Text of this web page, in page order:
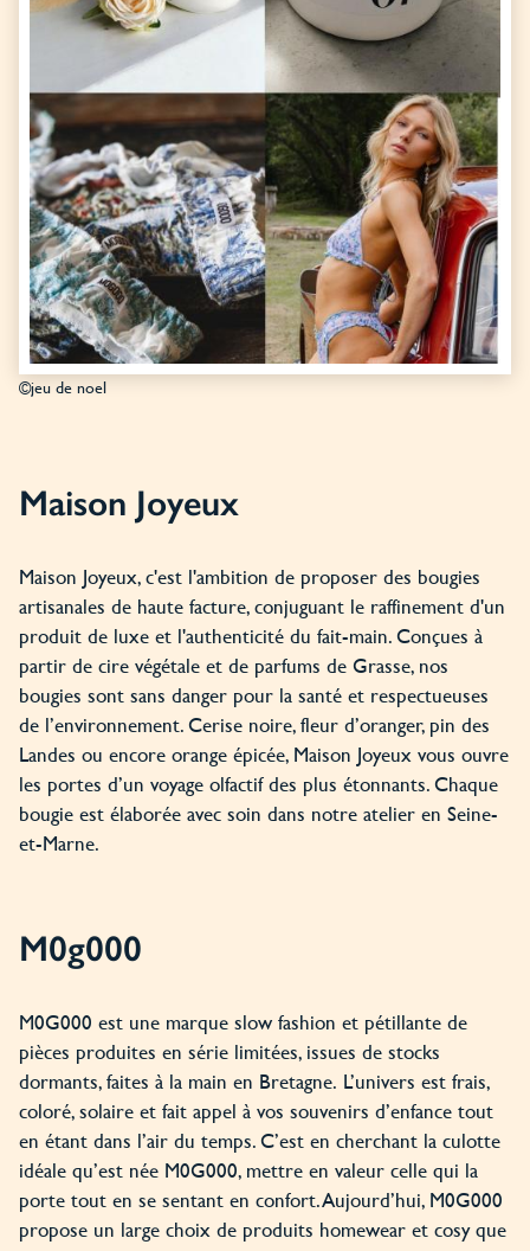
©jeu de noel
Maison Joyeux
Maison Joyeux, c'est l'ambition de proposer des bougies
artisanales de haute facture, conjuguant le raffinement d'un
produit de luxe et l'authenticité du fait-main. Conçues à
partir de cire végétale et de parfums de Grasse, nos
bougies sont sans danger pour la santé et respectueuses
de l’environnement. Cerise noire, fleur d’oranger, pin des
Landes ou encore orange épicée, Maison Joyeux vous ouvre
les portes d’un voyage olfactif des plus étonnants. Chaque
bougie est élaborée avec soin dans notre atelier en Seine-
et-Marne.
M0g000
M0G000 est une marque slow fashion et pétillante de
pièces produites en série limitées, issues de stocks
dormants, faites à la main en Bretagne. L’univers est frais,
coloré, solaire et fait appel à vos souvenirs d’enfance tout
en étant dans l’air du temps. C’est en cherchant la culotte
idéale qu’est née M0G000, mettre en valeur celle qui la
porte tout en se sentant en confort. Aujourd’hui, M0G000
propose un large choix de produits homewear et cosy que